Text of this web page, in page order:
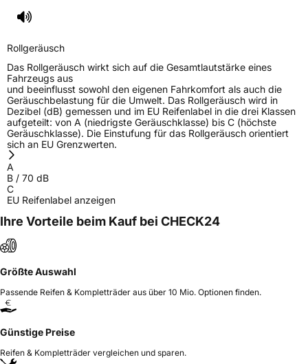
Rollgeräusch
Das Rollgeräusch wirkt sich auf die Gesamtlautstärke eines
Fahrzeugs aus
und beeinflusst sowohl den eigenen Fahrkomfort als auch die
Geräuschbelastung für die Umwelt. Das Rollgeräusch wird in
Dezibel (dB) gemessen und im EU Reifenlabel in die drei Klassen
aufgeteilt: von A (niedrigste Geräuschklasse) bis C (höchste
Geräuschklasse). Die Einstufung für das Rollgeräusch orientiert
sich an EU Grenzwerten.
A
B / 70 dB
C
EU Reifenlabel anzeigen
Ihre Vorteile beim Kauf bei CHECK24
Größte Auswahl
Passende Reifen & Kompletträder aus über 10 Mio. Optionen finden.
Günstige Preise
Reifen & Kompletträder vergleichen und sparen.